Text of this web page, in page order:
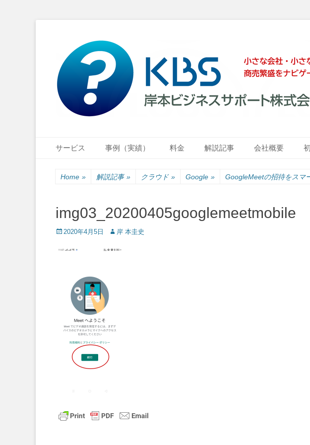
岸本ビジネスサポート株式
小さな会社・小さなお店のIT経営をナビゲーション
Primary Menu
サービス 事例（実績） 料金 解説記事 会社概要
Home » 解説記事 » クラウド » Google » GoogleMeetの招待をスマ
img03_20200405googlemeetmobile
Posted
2020年4月5日 Author
岸 本圭史